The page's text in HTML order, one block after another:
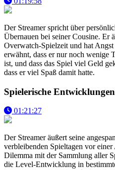
Der Streamer spricht über
Übernauen bei seiner Cousine. Er
Overwatch-Spielzeit und hat
erwähnt, dass er nur noch wenige
ist, und dass das Spiel viel Geld
dass er viel Spaß damit hatte.
Spielerische
01:21:27
Der Streamer äußert seine
verbleibenden Spieltagen vor
Dilemma mit der Sammlung aller
die Level-Entwicklung in